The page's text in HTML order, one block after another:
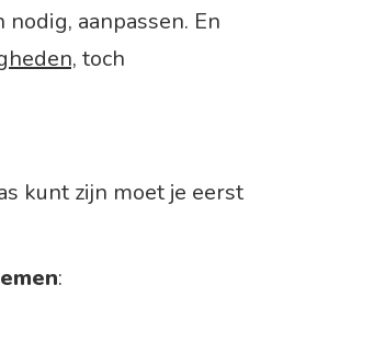
aanpassen. En
toch
kunt zijn moet je eerst
: